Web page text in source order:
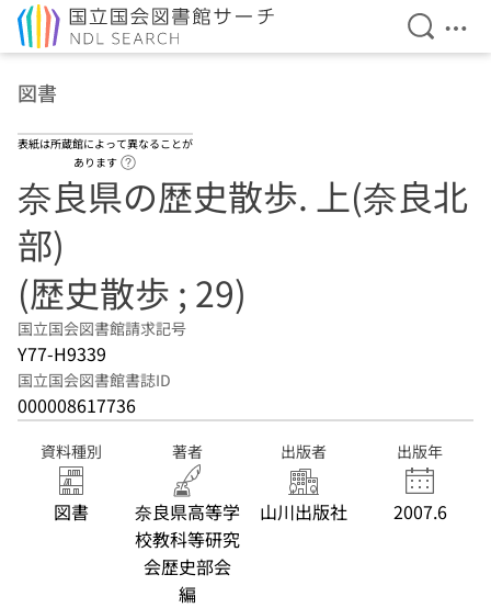
検索を
メ
図書
表紙は所蔵館によって異なることが
あります
奈良県の歴史散歩. 上(奈良北
部)
(歴史散歩 ; 29)
国立国会図書館請求記号
Y77-H9339
国立国会図書館書誌ID
000008617736
資料種別
図書
著者
奈良県高等学
校教科等研究
会歴史部会
編
出版者
山川出版社
出版年
2007.6